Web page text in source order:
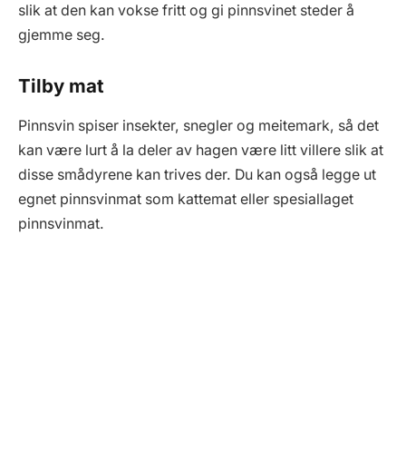
slik at den kan vokse fritt og gi pinnsvinet steder å
gjemme seg.
Tilby mat
Pinnsvin spiser insekter, snegler og meitemark, så det
kan være lurt å la deler av hagen være litt villere slik at
disse smådyrene kan trives der. Du kan også legge ut
egnet pinnsvinmat som kattemat eller spesiallaget
pinnsvinmat.